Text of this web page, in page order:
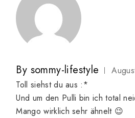
By sommy-lifestyle
Toll siehst du aus :*
Und um den Pulli bin ich total
Mango wirklich sehr ähnelt 😉